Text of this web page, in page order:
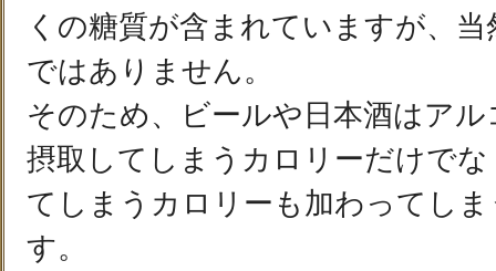
くの糖質が含まれていますが、
ではありません。
そのため、ビールや日本酒はア
摂取してしまうカロリーだけで
てしまうカロリーも加わってし
す。